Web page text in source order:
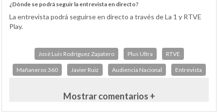
¿Dónde se podrá seguir la entrevista en directo?
La entrevista podrá seguirse en directo a través de La 1 y RTVE
Play.
José Luis Rodríguez Zapatero Plus Ultra RTVE
Mañaneros 360 Javier Ruiz Audiencia Nacional Entrevista
Mostrar comentarios +